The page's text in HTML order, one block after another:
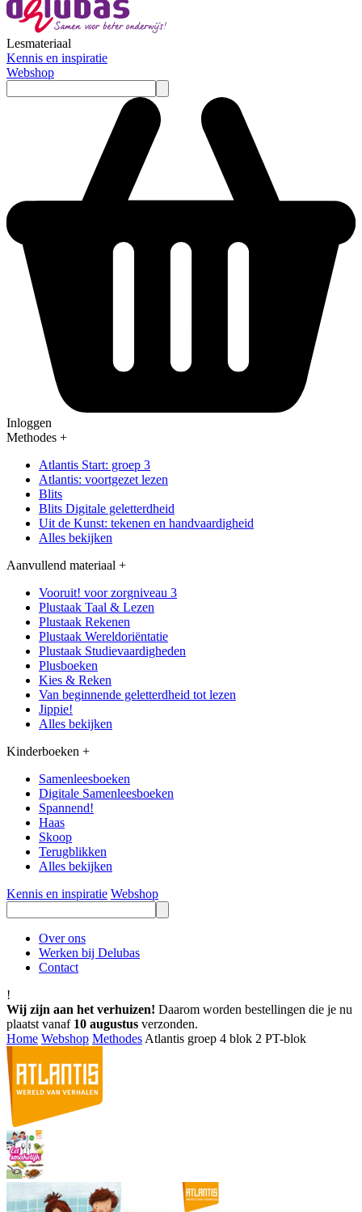
Lesmateriaal
Kennis en inspiratie
Webshop
Inloggen
Methodes +
Atlantis Start: groep 3
Atlantis: voortgezet lezen
Blits
Blits Digitale geletterdheid
Uit de Kunst: tekenen en handvaardigheid
Alles bekijken
Aanvullend materiaal +
Vooruit! voor zorgniveau 3
Plustaak Taal & Lezen
Plustaak Rekenen
Plustaak Wereldoriëntatie
Plustaak Studievaardigheden
Plusboeken
Kies & Reken
Van beginnende geletterdheid tot lezen
Jippie!
Alles bekijken
Kinderboeken +
Samenleesboeken
Digitale Samenleesboeken
Spannend!
Haas
Skoop
Terugblikken
Alles bekijken
Kennis en inspiratie Webshop
Over ons
Werken bij Delubas
Contact
!
Wij zijn aan het verhuizen! Daarom worden bestellingen die je nu
plaatst vanaf 10 augustus verzonden.
Home Webshop Methodes Atlantis groep 4 blok 2 PT-blok